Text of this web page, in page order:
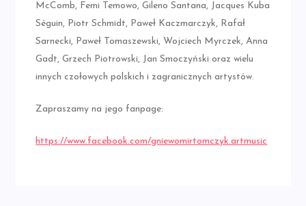
McComb, Femi Temowo, Gileno Santana, Jacques Kuba
Séguin, Piotr Schmidt, Paweł Kaczmarczyk, Rafał
Sarnecki, Paweł Tomaszewski, Wojciech Myrczek, Anna
Gadt, Grzech Piotrowski, Jan Smoczyński oraz wielu
innych czołowych polskich i zagranicznych artystów.
Zapraszamy na jego fanpage:
https://www.facebook.com/gniewomirtomczyk.artmusic